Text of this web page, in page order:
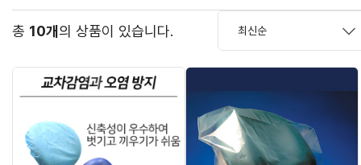
총 10개의 상품이 있습니다.